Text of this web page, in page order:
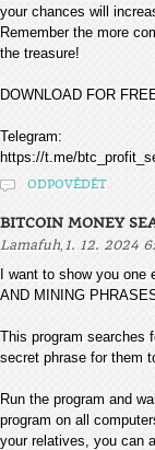
your chances will
Remember the more
the treasure!
DOWNLOAD FOR
Telegram:
https://t.me/
ODPOVĚDĚT
BITCOIN MONEY
Lamafuh, 1. 12. 2024
I want to show you
AND MINING
This program searches
secret phrase for them
Run the program and
program on all
your relatives, you can